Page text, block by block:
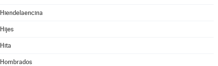
Hiendelaencina
Hijes
Hita
Hombrados